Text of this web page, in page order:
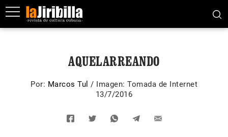
AQUELARREANDO
Por: Marcos Tul / Imagen: Tomada de Internet
13/7/2016